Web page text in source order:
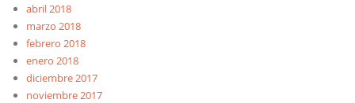
abril 2018
marzo 2018
febrero 2018
enero 2018
diciembre 2017
noviembre 2017